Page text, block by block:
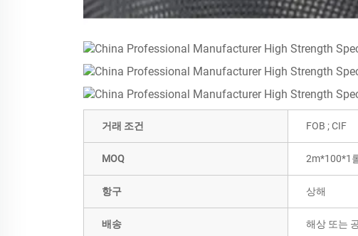
거래 조건 FOB ; CIF
MOQ 2m*100*1
항구 상해
배송 해상 또는